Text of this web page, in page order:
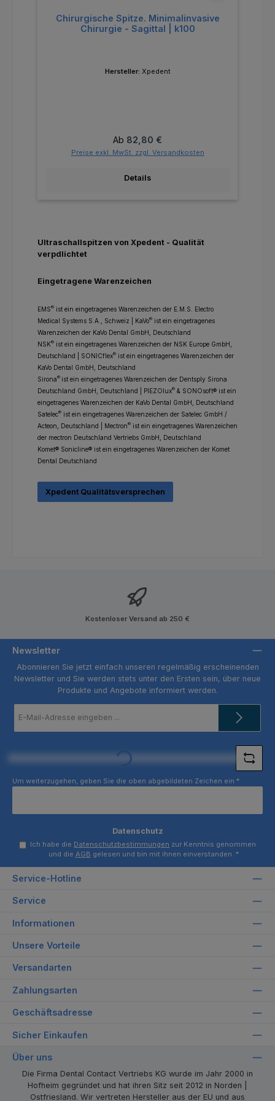
Chirurgische Spitze. Minimalinvasive
Chirurgie - Sagittal | k100
Hersteller: Xpedent
Regulärer Preis:
Ab 82,80 €
Preise exkl. MwSt. zzgl. Versandkosten
Details
Ultraschallspitzen von Xpedent - Qualität
verpdlichtet
Eingetragene Warenzeichen
EMS® ist ein eingetragenes Warenzeichen der E.M.S. Electro
Medical Systems S.A., Schweiz | KaVo® ist ein eingetragenes
Warenzeichen der KaVo Dental GmbH, Deutschland
NSK® ist ein eingetragenes Warenzeichen der NSK Europe GmbH,
Deutschland | SONICflex® ist ein eingetragenes Warenzeichen der
KaVo Dental GmbH, Deutschland
Sirona® ist ein eingetragenes Warenzeichen der Dentsply Sirona
Deutschland GmbH, Deutschland | PIEZOlux® & SONOsoft® ist ein
eingetragenes Warenzeichen der KaVo Dental GmbH, Deutschland
Satelec® ist ein eingetragenes Warenzeichen der Satelec GmbH /
Acteon, Deutschland | Mectron® ist ein eingetragenes Warenzeichen
der mectron Deutschland Vertriebs GmbH, Deutschland
Komet® Sonicline® ist ein eingetragenes Warenzeichen der Komet
Dental Deutschland
Xpedent Qualitätsversprechen
Kostenloser Versand ab 250 €
Newsletter
Abonnieren Sie jetzt einfach unseren regelmäßig erscheinenden
Newsletter und Sie werden stets unter den Ersten sein, über neue
Produkte und Angebote informiert werden.
Mail-
Loading...
Um weiterzugehen, geben Sie die oben abgebildeten Zeichen ein *
Datenschutz
Ich habe die Datenschutzbestimmungen zur Kenntnis genommen
und die AGB gelesen und bin mit ihnen einverstanden. *
Service-Hotline
Service
Informationen
Unsere Vorteile
Versandarten
Zahlungsarten
Geschäftsadresse
Sicher Einkaufen
Über uns
Die Firma Dental Contact Vertriebs KG wurde im Jahr 2000 in
Hofheim gegründet und hat ihren Sitz seit 2012 in Norden |
Ostfriesland. Wir vertreten Hersteller aus der EU und aus